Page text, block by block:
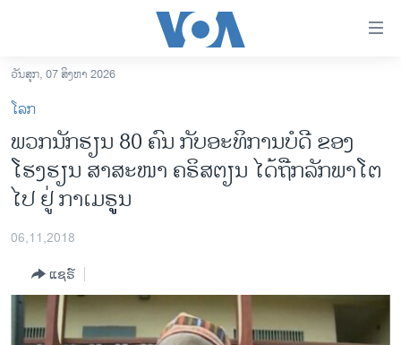
ເຂົ້າ
ຫາ
ຂ້າມ
ຂ້າມ
ໄປ
ຫາ
ຊອກ
ອາເມຣິກາ
ການເລືອກຕັ້ງ ປະທານາທີບໍດີ ສະຫະລັດ 2024
ອິດສະຫຼະພາບດ້ານການຂ່າວ
ວັນສຸກ, 07 ສິງຫາ 2026
ໂລກ
ພວກນັກຮຽນ 80 ຄົນ ກັບອະທິການບໍດີ ຂອງ
ໂຮງຮຽນ ສາສະໜາ ຄຣິສຕຽນ ໄດ້ຖືກລັກພາໂຕ
ໄປ ຢູ່ ກາເມຣູູນ
06,11,2018
ແຊຣ໌